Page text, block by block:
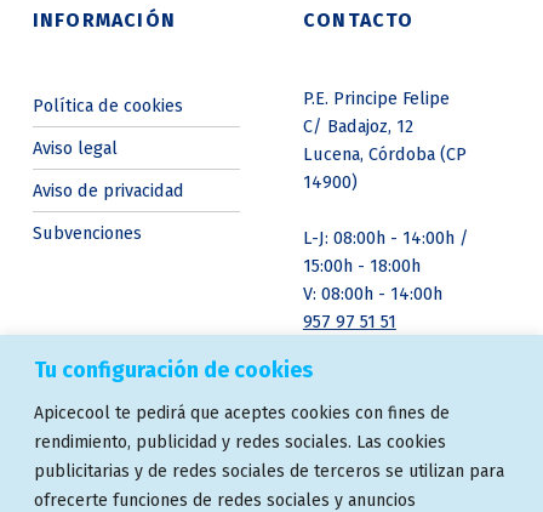
Tu configuración de cookies
Apicecool te pedirá que aceptes cookies con fines de
rendimiento, publicidad y redes sociales. Las cookies
publicitarias y de redes sociales de terceros se utilizan para
ofrecerte funciones de redes sociales y anuncios
INFORMACIÓN
Política de cookies
Aviso legal
Aviso de privacidad
Subvenciones
CONTACTO
P.E. Principe Felipe
C/ Badajoz, 12
Lucena, Córdoba (CP
14900)
L-J: 08:00h - 14:00h /
15:00h - 18:00h
V: 08:00h - 14:00h
957 97 51 51
ASOCIACIONES
ENSAYOS Y
CERTIFICACIONES